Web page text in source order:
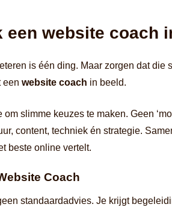
een website coach
is één ding. Maar zorgen dat
een website coach in beeld.
slimme keuzes te maken. Geen
content, techniek én strategie.
beste online vertelt.
Coach
standaardadvies. Je krijgt